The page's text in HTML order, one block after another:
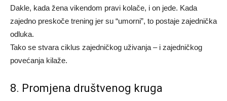
Dakle, kada žena vikendom pravi kolače, i on jede. Kada
zajedno preskoče trening jer su “umorni”, to postaje zajednička
odluka.
Tako se stvara ciklus zajedničkog uživanja – i zajedničkog
povećanja kilaže.
8. Promjena društvenog kruga